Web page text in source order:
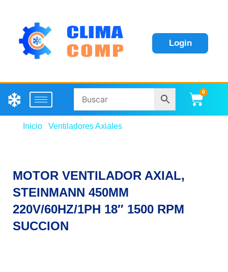
Login
0
Inicio Ventiladores Axiales
MOTOR VENTILADOR AXIAL,
STEINMANN 450MM
220V/60HZ/1PH 18″ 1500 RPM
SUCCION